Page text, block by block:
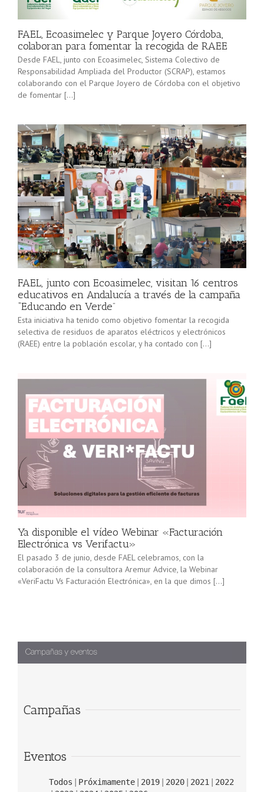
minorista”
(convocatoria
2025), pone
en marcha a
Sevilla junto
[…]
FAEL, Ecoasimelec y Parque Joyero Córdoba,
colaboran para fomentar la recogida de RAEE
Desde FAEL, junto con Ecoasimelec, Sistema Colectivo de
Responsabilidad Ampliada del Productor (SCRAP), estamos
colaborando con el Parque Joyero de Córdoba con el objetivo
de fomentar […]
FAEL, junto con Ecoasimelec, visitan 16 centros
educativos en Andalucía a través de la campaña
“Educando en Verde”
Esta iniciativa ha tenido como objetivo fomentar la recogida
selectiva de residuos de aparatos eléctricos y electrónicos
(RAEE) entre la población escolar, y ha contado con […]
Ya disponible el vídeo Webinar «Facturación
Electrónica vs Verifactu»
El pasado 3 de junio, desde FAEL celebramos, con la
colaboración de la consultora Aremur Advice, la Webinar
«VeriFactu Vs Facturación Electrónica», en la que dimos […]
Campañas
Eventos
Todos Próximamente 2019 2020 2021
2022